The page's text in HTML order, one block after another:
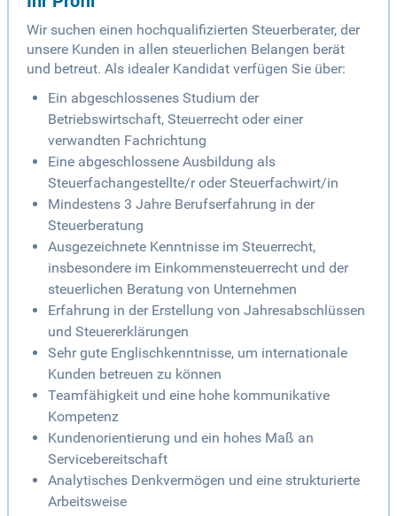
Wir suchen einen hochqualifizierten Steuerberater, der
unsere Kunden in allen steuerlichen Belangen berät
und betreut. Als idealer Kandidat verfügen Sie über:
Ein abgeschlossenes Studium der
Betriebswirtschaft, Steuerrecht oder einer
verwandten Fachrichtung
Eine abgeschlossene Ausbildung als
Steuerfachangestellte/r oder Steuerfachwirt/in
Mindestens 3 Jahre Berufserfahrung in der
Steuerberatung
Ausgezeichnete Kenntnisse im Steuerrecht,
insbesondere im Einkommensteuerrecht und der
steuerlichen Beratung von Unternehmen
Erfahrung in der Erstellung von Jahresabschlüssen
und Steuererklärungen
Sehr gute Englischkenntnisse, um internationale
Kunden betreuen zu können
Teamfähigkeit und eine hohe kommunikative
Kompetenz
Kundenorientierung und ein hohes Maß an
Servicebereitschaft
Analytisches Denkvermögen und eine strukturierte
Arbeitsweise